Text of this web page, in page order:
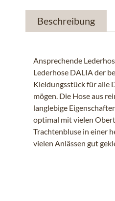
Beschreibung
Ansprechende
Lederhose DALIA der
Kleidungsstück für alle
mögen. Die Hose aus
langlebige
optimal mit vielen
Trachtenbluse in einer
vielen Anlässen gut